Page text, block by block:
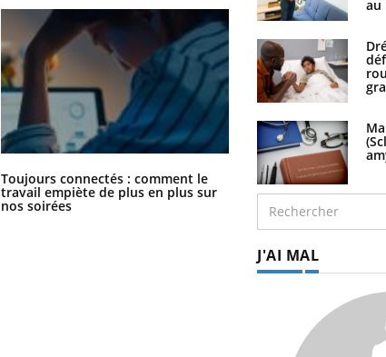
Toujours connectés : comment le
travail empiète de plus en plus sur
nos soirées
Cancer colorectal :
simple aurait changé
au
J'AI MAL